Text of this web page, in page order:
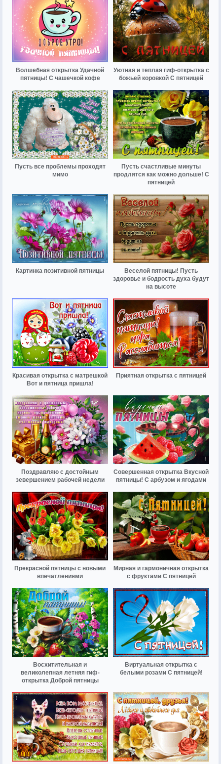
Волшебная открытка Удачной
пятницы! С чашечкой кофе
Уютная и теплая гиф-открытка с
божьей коровкой С пятницей
Пусть все проблемы проходят
мимо
Пусть счастливые минуты
продлятся как можно дольше! С
пятницей
Картинка позитивной пятницы
Веселой пятницы! Пусть
здоровье и бодрость духа будут
на высоте
Красивая открытка с матрешкой
Вот и пятница пришла!
Приятная открытка с пятницей
Поздравляю с достойным
зевершением рабочей недели
Совершенная открытка Вкусной
пятницы! С арбузом и ягодами
Прекрасной пятницы с новыми
впечатлениями
Мирная и гармоничная открытка
с фруктами С пятницей
Восхитительная и
великолепная летняя гиф-
открытка Доброй пятницы
Виртуальная открытка с
белыми розами С пятницей!